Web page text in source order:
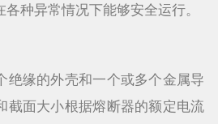
种异常情况下能够安全运行。
缘的外壳和一个或多个金属导
截面大小根据熔断器的额定电流